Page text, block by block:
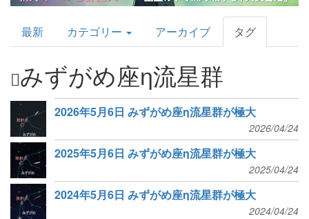
AstroArts
Topics
最新 カテゴリー アーカイブ タグ
みずがめ座η流星群
2026年5月6日 みずがめ座η流星群が極大
2026/04/24
2025年5月6日 みずがめ座η流星群が極大
2025/04/24
2024年5月6日 みずがめ座η流星群が極大
2024/04/24